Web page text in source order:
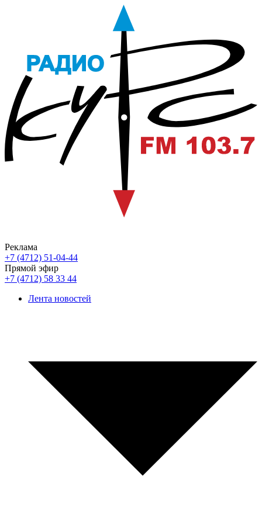
Реклама
+7 (4712) 51-04-44
Прямой эфир
+7 (4712) 58 33 44
Лента новостей